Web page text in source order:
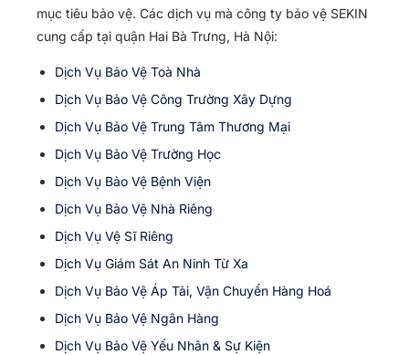
mục tiêu bảo vệ. Các dịch vụ mà công ty bảo vệ SEKIN
cung cấp tại quận Hai Bà Trưng, Hà Nội:
Dịch Vụ Bảo Vệ Toà Nhà
Dịch Vụ Bảo Vệ Công Trường Xây Dựng
Dịch Vụ Bảo Vệ Trung Tâm Thương Mại
Dịch Vụ Bảo Vệ Trường Học
Dịch Vụ Bảo Vệ Bệnh Viện
Dịch Vụ Bảo Vệ Nhà Riêng
Dịch Vụ Vệ Sĩ Riêng
Dịch Vụ Giám Sát An Ninh Từ Xa
Dịch Vụ Bảo Vệ Áp Tải, Vận Chuyển Hàng Hoá
Dịch Vụ Bảo Vệ Ngân Hàng
Dịch Vụ Bảo Vệ Yếu Nhân & Sự Kiện